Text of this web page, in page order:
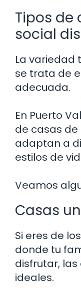
Tipos de
social
La variedad
se trata de
adecuada.
En Puerto
de casas de
adaptan a
estilos de
Veamos
Casas
Si eres de
donde tu
disfrutar,
ideales.